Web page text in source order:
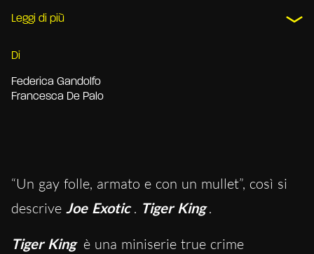
Leggi di più
Di
Federica Gandolfo
Francesca De Palo
“Un gay folle, armato e con un mullet”, così si
descrive Joe Exotic . Tiger King .
Tiger King è una miniserie true crime